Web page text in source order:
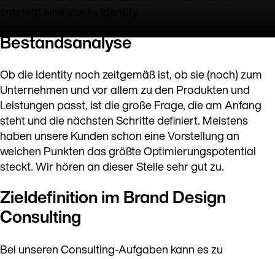
Bestandsanalyse
Ob die Identity noch zeitgemäß ist, ob sie (noch) zum
Unternehmen und vor allem zu den Produkten und
Leistungen passt, ist die große Frage, die am Anfang
steht und die nächsten Schritte definiert. Meistens
haben unsere Kunden schon eine Vorstellung an
welchen Punkten das größte Optimierungspotential
steckt. Wir hören an dieser Stelle sehr gut zu.
Zieldefinition im Brand Design
Consulting
Bei unseren Consulting-Aufgaben kann es zu